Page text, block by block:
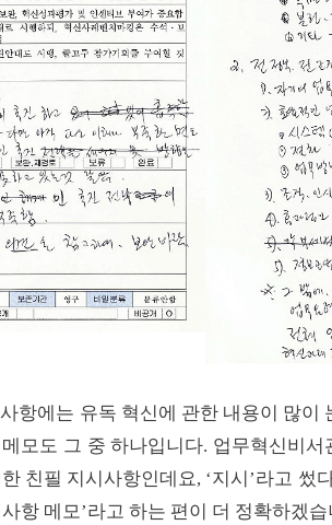
항에는 유독 혁신에 관한 내용이 많이
모도 그 중 하나입니다. 업무혁신비
친필 지시사항인데요, ‘지시’라고 썼
항 메모’라고 하는 편이 더 정확하겠